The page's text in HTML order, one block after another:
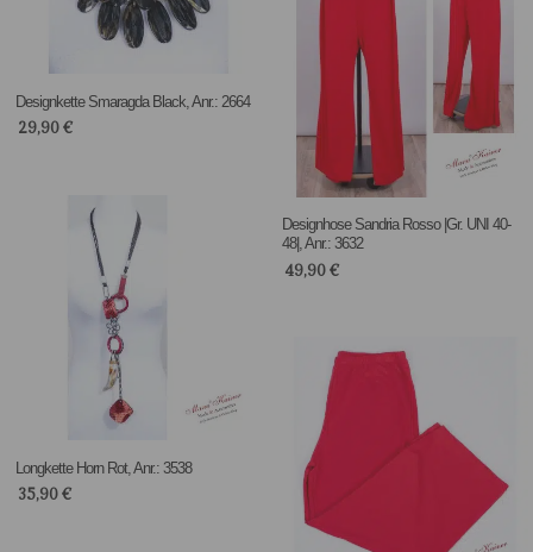
Designkette Smaragda Black, Anr.: 2664
29,90€
Designhose Sandria Rosso |Gr. UNI 40-
48|, Anr.: 3632
49,90€
Longkette Horn Rot, Anr.: 3538
35,90€